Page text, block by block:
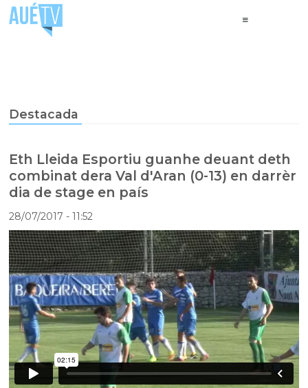
Destacada
Eth Lleida Esportiu guanhe deuant deth
combinat dera Val d'Aran (0-13) en darrèr
dia de stage en país
28/07/2017- 11:52